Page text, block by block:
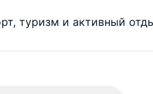
туризм и активный